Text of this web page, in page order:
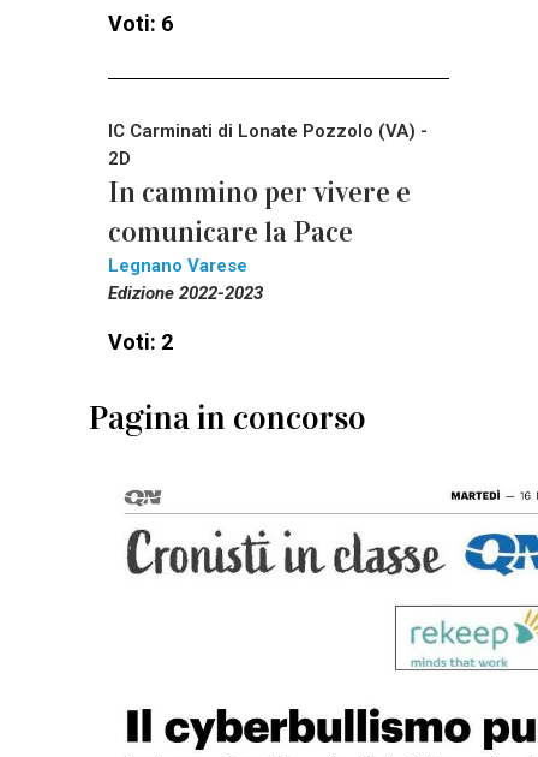
Voti: 6
IC Carminati di Lonate Pozzolo (VA) -
2D
In cammino per vivere e
comunicare la Pace
Legnano Varese
Edizione 2022-2023
Voti: 2
Pagina in concorso